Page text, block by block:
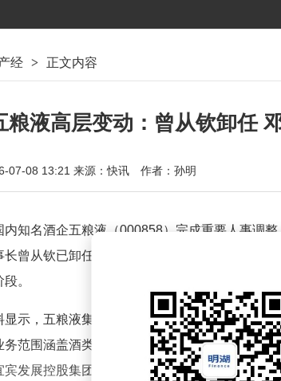
经 > 正文内容
粮液高层变动：曾从钦卸任
07-08 13:21 来源：快讯 作者：孙明
内知名酒企五粮液（000858）完成重要人事调
长曾从钦已卸任相关职务，新任董事长由邓敏接
。
显示，五粮液集团成立于1998年4月，注册资本
务范围涵盖酒类生产销售、饮料制造、药品经营
宾发展控股集团有限公司与四川省宜宾五粮液集